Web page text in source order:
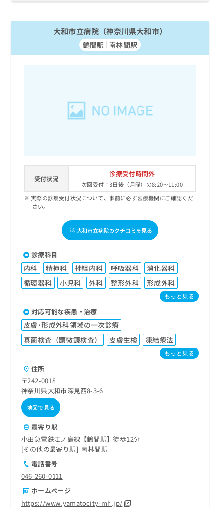
大和市立病院（神奈川県大和市）
鶴間駅 南林間駅
受付状況
診療受付時間外
次回受付：3日後（月曜）の8:20～11:00
実際の診療受付状況について、事前に必ず医療機関にご確認くだ
さい。
大和市立病院のクチコミを見る
診療科目
内科 精神科 神経内科 呼吸器科
消化器科
循環器科
小児科 外科 整形外科 形成外科
もっと見る
対応可能な疾患・治療
皮膚･形成外科領域の一次診療
真菌検査（顕微鏡検査）
皮膚生検 凍結療法
もっと見る
住所
〒242-0018
神奈川県大和市深見西8-3-6
地図で見る
最寄り駅
小田急電鉄江ノ島線【鶴間駅】徒歩12分
その他の最寄り駅
南林間駅
電話番号
046-260-0111
ホームページ
https://www.yamatocity-mh.jp/